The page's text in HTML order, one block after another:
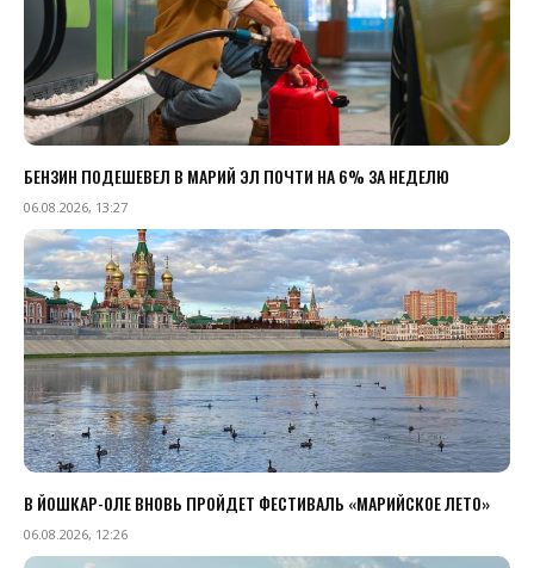
БЕНЗИН ПОДЕШЕВЕЛ В МАРИЙ ЭЛ ПОЧТИ НА 6% ЗА НЕДЕЛЮ
06.08.2026, 13:27
В ЙОШКАР-ОЛЕ ВНОВЬ ПРОЙДЕТ ФЕСТИВАЛЬ «МАРИЙСКОЕ ЛЕТО»
06.08.2026, 12:26